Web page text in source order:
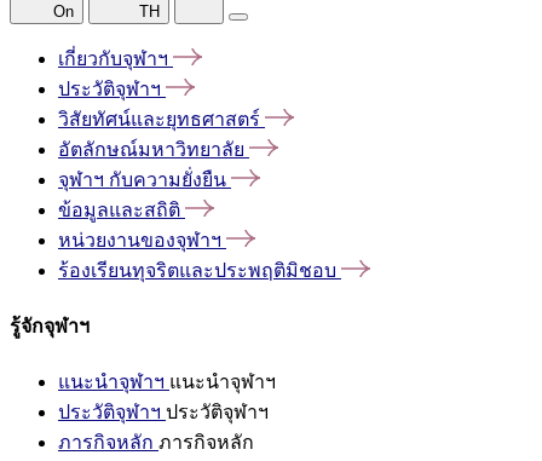
On TH
เกี่ยวกับจุฬาฯ
ประวัติจุฬาฯ
วิสัยทัศน์และยุทธศาสตร์
อัตลักษณ์มหาวิทยาลัย
จุฬาฯ กับความยั่งยืน
ข้อมูลและสถิติ
หน่วยงานของจุฬาฯ
ร้องเรียนทุจริตและประพฤติมิชอบ
รู้จักจุฬาฯ
แนะนำจุฬาฯ แนะนำจุฬาฯ
ประวัติจุฬาฯ ประวัติจุฬาฯ
ภารกิจหลัก ภารกิจหลัก